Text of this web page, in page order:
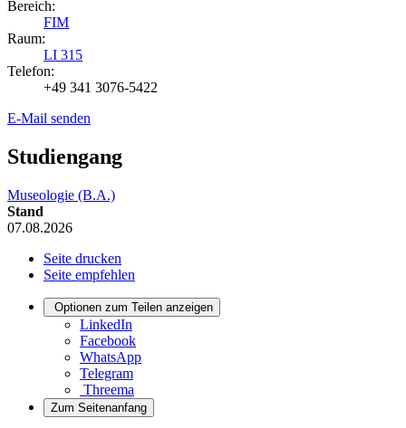
Bereich:
FIM
Raum:
LI 315
Telefon:
+49 341 3076-5422
E-Mail senden
Studiengang
Museologie (B.A.)
Stand
07.08.2026
Seite drucken
Seite empfehlen
Optionen zum Teilen anzeigen
LinkedIn
Facebook
WhatsApp
Telegram
Threema
Zum Seitenanfang